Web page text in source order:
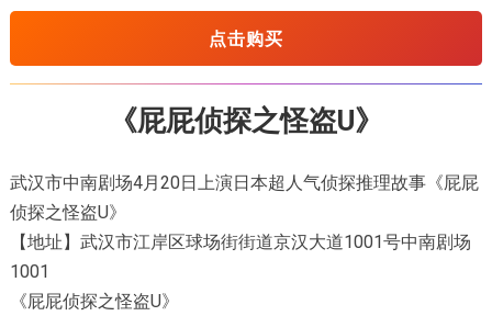
点击购买
《屁屁侦探之怪盗U》
武汉市中南剧场4月20日上演日本超人气侦探推理故事《屁屁
侦探之怪盗U》
【地址】武汉市江岸区球场街街道京汉大道1001号中南剧场
1001
《屁屁侦探之怪盗U》